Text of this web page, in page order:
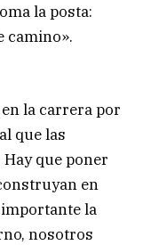
la posta:
camino».
la carrera por
que las
que poner
en
importante la
nosotros